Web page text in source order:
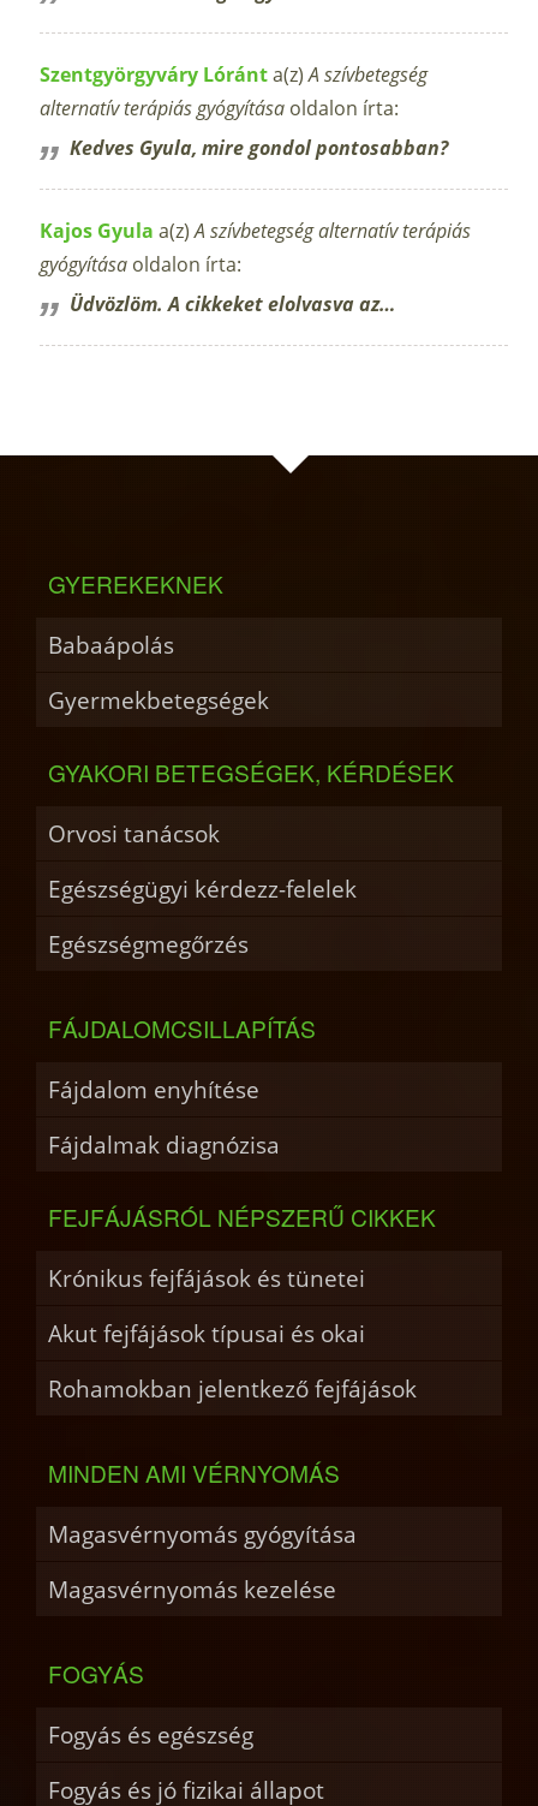
Szentgyörgyváry Lóránta(z)A szívbetegség
alternatív terápiás gyógyítása oldalon írta:
Kedves Gyula, mire gondol pontosabban?
Kajos Gyula a(z)A szívbetegség alternatív terápiás
gyógyítása oldalon írta:
Üdvözlöm. A cikkeket elolvasva az…
GYEREKEKNEK
Babaápolás
Gyermekbetegségek
GYAKORI BETEGSÉGEK, KÉRDÉSEK
Orvosi tanácsok
Egészségügyi kérdezz-felelek
Egészségmegőrzés
FÁJDALOMCSILLAPÍTÁS
Fájdalom enyhítése
Fájdalmak diagnózisa
FEJFÁJÁSRÓL NÉPSZERŰ CIKKEK
Krónikus fejfájások és tünetei
Akut fejfájások típusai és okai
Rohamokban jelentkező fejfájások
MINDEN AMI VÉRNYOMÁS
Magasvérnyomás gyógyítása
Magasvérnyomás kezelése
FOGYÁS
Fogyás és egészség
Fogyás és jó fizikai állapot